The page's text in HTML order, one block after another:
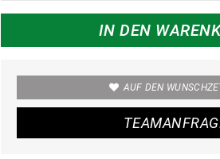
IN DEN
AUF DEN